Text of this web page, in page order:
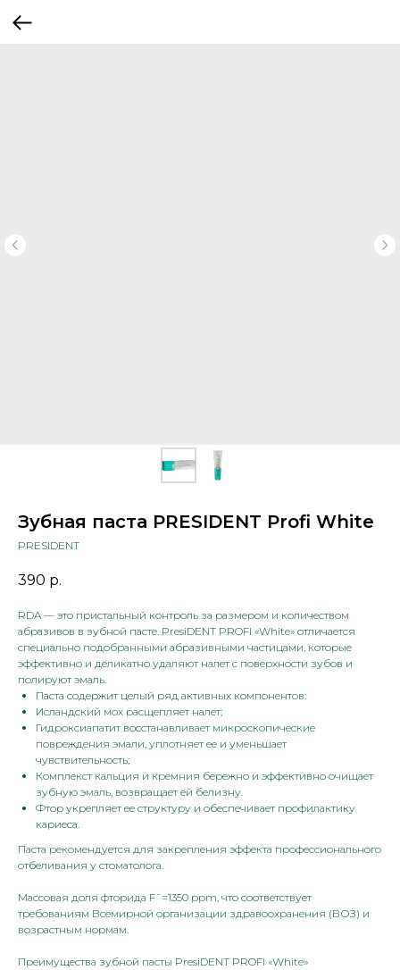
Зубная паста PRESIDENT Profi White
PRESIDENT
390 р.
RDA — это пристальный контроль за размером и количеством
абразивов в зубной пасте. PresiDENT PROFI «White» отличается
специально подобранными абразивными частицами, которые
эффективно и деликатно удаляют налет с поверхности зубов и
полируют эмаль.
Паста содержит целый ряд активных компонентов:
Исландский мох расщепляет налет;
Гидроксиапатит восстанавливает микроскопические
повреждения эмали, уплотняет ее и уменьшает
чувствительность;
Комплекст кальция и кремния бережно и эффективно очищает
зубную эмаль, возвращает ей белизну.
Фтор укрепляет ее структуру и обеспечивает профилактику
кариеса.
Паста рекомендуется для закрепления эффекта профессионального
отбеливания у стоматолога.
Массовая доля фторида F¯=1350 ppm, что соответствует
требованиям Всемирной организации здравоохранения (ВОЗ) и
возрастным нормам.
Преимущества зубной пасты PresiDENT PROFI «White»